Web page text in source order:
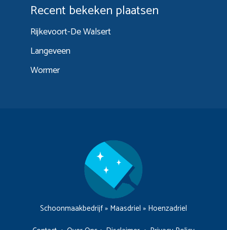
Recent bekeken plaatsen
Rijkevoort-De Walsert
Langeveen
Wormer
Schoonmaakbedrijf» Maasdriel » Hoenzadriel